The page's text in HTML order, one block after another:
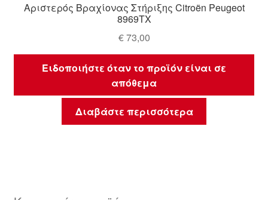
Αριστερός Βραχίονας Στήριξης Citroën Peugeot
8969TX
€73,00
Ειδοποιήστε όταν το προϊόν είναι σε
απόθεμα
Διαβάστε περισσότερα